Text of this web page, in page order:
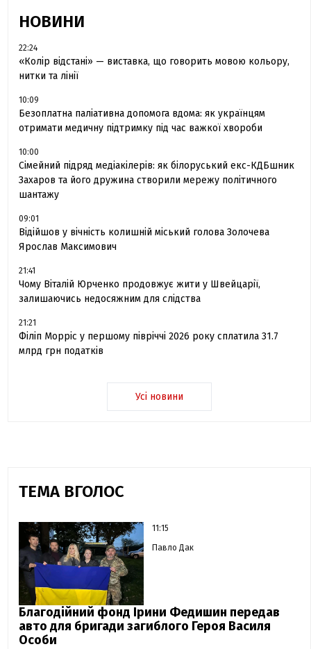
НОВИНИ
22:24
«Колір відстані» — виставка, що говорить мовою кольору,
нитки та лінії
10:09
Безоплатна паліативна допомога вдома: як українцям
отримати медичну підтримку під час важкої хвороби
10:00
Сімейний підряд медіакілерів: як білоруський екс-КДБшник
Захаров та його дружина створили мережу політичного
шантажу
09:01
Відійшов у вічність колишній міський голова Золочева
Ярослав Максимович
21:41
Чому Віталій Юрченко продовжує жити у Швейцарії,
залишаючись недосяжним для слідства
21:21
Філіп Морріс у першому півріччі 2026 року сплатила 31.7
млрд грн податків
Усі новини
ТЕМА ВГОЛОС
11:15
Павло Дак
Благодійний фонд Ірини Федишин передав
авто для бригади загиблого Героя Василя
Особи